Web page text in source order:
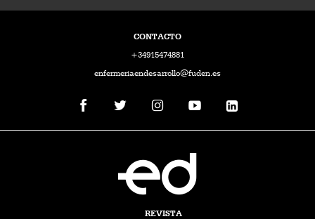
CONTACTO
+34915474881
enfermeriaendesarrollo@fuden.es
REVISTA